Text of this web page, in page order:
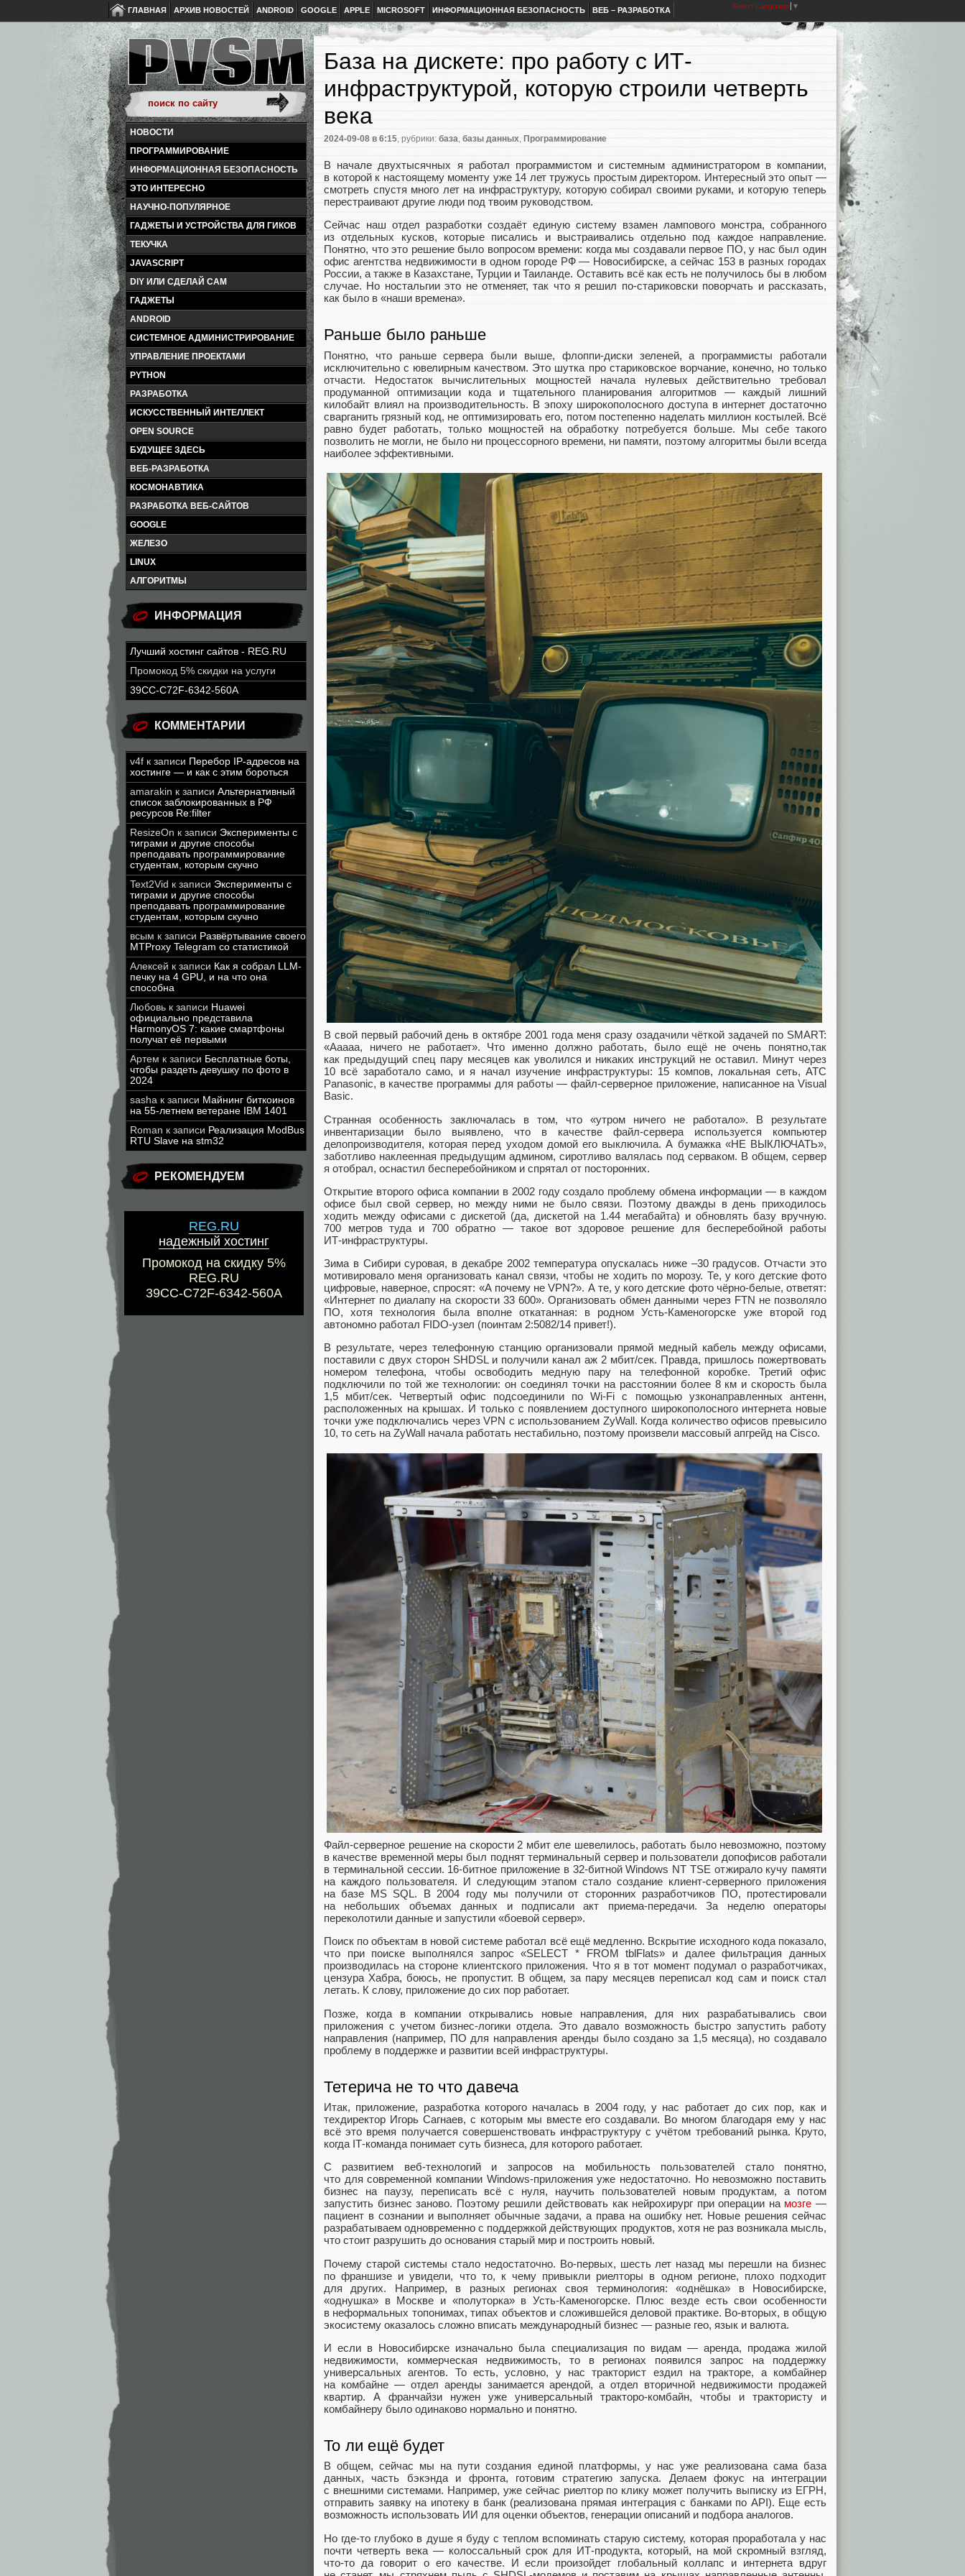
ГЛАВНАЯ АРХИВ НОВОСТЕЙ ANDROID GOOGLE APPLE MICROSOFT ИНФОРМАЦИОННАЯ БЕЗОПАСНОСТЬ ВЕБ – РАЗРАБОТКА Select Language ▼
НОВОСТИ
ПРОГРАММИРОВАНИЕ
ИНФОРМАЦИОННАЯ БЕЗОПАСНОСТЬ
ЭТО ИНТЕРЕСНО
НАУЧНО-ПОПУЛЯРНОЕ
ГАДЖЕТЫ И УСТРОЙСТВА ДЛЯ ГИКОВ
ТЕКУЧКА
JAVASCRIPT
DIY ИЛИ СДЕЛАЙ САМ
ГАДЖЕТЫ
ANDROID
СИСТЕМНОЕ АДМИНИСТРИРОВАНИЕ
УПРАВЛЕНИЕ ПРОЕКТАМИ
PYTHON
РАЗРАБОТКА
ИСКУССТВЕННЫЙ ИНТЕЛЛЕКТ
OPEN SOURCE
БУДУЩЕЕ ЗДЕСЬ
ВЕБ-РАЗРАБОТКА
КОСМОНАВТИКА
РАЗРАБОТКА ВЕБ-САЙТОВ
GOOGLE
ЖЕЛЕЗО
LINUX
АЛГОРИТМЫ
ИНФОРМАЦИЯ
Лучший хостинг сайтов - REG.RU
Промокод 5% скидки на услуги
39CC-C72F-6342-560A
КОММЕНТАРИИ
v4f к записи Перебор IP-адресов на
хостинге — и как с этим бороться
amarakin к записи Альтернативный
список заблокированных в РФ
ресурсов Re:filter
ResizeOn к записи Эксперименты с
тиграми и другие способы
преподавать программирование
студентам, которым скучно
Text2Vid к записи Эксперименты с
тиграми и другие способы
преподавать программирование
студентам, которым скучно
всым к записи Развёртывание своего
MTProxy Telegram со статистикой
Алексей к записи Как я собрал LLM-
печку на 4 GPU, и на что она
способна
Любовь к записи Huawei
официально представила
HarmonyOS 7: какие смартфоны
получат её первыми
Артем к записи Бесплатные боты,
чтобы раздеть девушку по фото в
2024
sasha к записи Майнинг биткоинов
на 55-летнем ветеране IBM 1401
Roman к записи Реализация ModBus
RTU Slave на stm32
РЕКОМЕНДУЕМ
REG.RU
надежный хостинг
Промокод на скидку 5%
REG.RU
39CC-C72F-6342-560A
База на дискете: про работу с ИТ-
инфраструктурой, которую строили четверть
века
2024-09-08 в 6:15, рубрики: база, базы данных, Программирование
В начале двухтысячных я работал программистом и системным администратором в компании,
в которой к настоящему моменту уже 14 лет тружусь простым директором. Интересный это опыт —
смотреть спустя много лет на инфраструктуру, которую собирал своими руками, и которую теперь
перестраивают другие люди под твоим руководством.
Сейчас наш отдел разработки создаёт единую систему взамен лампового монстра, собранного
из отдельных кусков, которые писались и выстраивались отдельно под каждое направление.
Понятно, что это решение было вопросом времени: когда мы создавали первое ПО, у нас был один
офис агентства недвижимости в одном городе РФ — Новосибирске, а сейчас 153 в разных городах
России, а также в Казахстане, Турции и Таиланде. Оставить всё как есть не получилось бы в любом
случае. Но ностальгии это не отменяет, так что я решил по‑стариковски поворчать и рассказать,
как было в «наши времена».
Раньше было раньше
Понятно, что раньше сервера были выше, флоппи‑диски зеленей, а программисты работали
исключительно с ювелирным качеством. Это шутка про стариковское ворчание, конечно, но только
отчасти. Недостаток вычислительных мощностей начала нулевых действительно требовал
продуманной оптимизации кода и тщательного планирования алгоритмов — каждый лишний
килобайт влиял на производительность. В эпоху широкополосного доступа в интернет достаточно
сварганить грязный код, не оптимизировать его, потом постепенно наделать миллион костылей. Всё
равно будет работать, только мощностей на обработку потребуется больше. Мы себе такого
позволить не могли, не было ни процессорного времени, ни памяти, поэтому алгоритмы были всегда
наиболее эффективными.
В свой первый рабочий день в октябре 2001 года меня сразу озадачили чёткой задачей по SMART:
«Ааааа, ничего не работает». Что именно должно работать, было ещё не очень понятно,так
как предыдущий спец пару месяцев как уволился и никаких инструкций не оставил. Минут через
10 всё заработало само, и я начал изучение инфраструктуры: 15 компов, локальная сеть, АТС
Panasonic, в качестве программы для работы — файл‑серверное приложение, написанное на Visual
Basic.
Странная особенность заключалась в том, что «утром ничего не работало». В результате
инвентаризации было выявлено, что в качестве файл‑сервера используется компьютер
делопроизводителя, которая перед уходом домой его выключила. А бумажка «НЕ ВЫКЛЮЧАТЬ»,
заботливо наклеенная предыдущим админом, сиротливо валялась под серваком. В общем, сервер
я отобрал, оснастил бесперебойником и спрятал от посторонних.
Открытие второго офиса компании в 2002 году создало проблему обмена информации — в каждом
офисе был свой сервер, но между ними не было связи. Поэтому дважды в день приходилось
ходить между офисами с дискетой (да, дискетой на 1.44 мегабайта) и обновлять базу вручную.
700 метров туда и 700 обратно — такое вот здоровое решение для бесперебойной работы
ИТ‑инфраструктуры.
Зима в Сибири суровая, в декабре 2002 температура опускалась ниже –30 градусов. Отчасти это
мотивировало меня организовать канал связи, чтобы не ходить по морозу. Те, у кого детские фото
цифровые, наверное, спросят: «А почему не VPN?». А те, у кого детские фото чёрно‑белые, ответят:
«Интернет по диалапу на скорости 33 600». Организовать обмен данными через FTN не позволяло
ПО, хотя технология была вполне откатанная: в родном Усть‑Каменогорске уже второй год
автономно работал FIDO‑узел (поинтам 2:5082/14 привет!).
В результате, через телефонную станцию организовали прямой медный кабель между офисами,
поставили с двух сторон SHDSL и получили канал аж 2 мбит/сек. Правда, пришлось пожертвовать
номером телефона, чтобы освободить медную пару на телефонной коробке. Третий офис
подключили по той же технологии: он соединял точки на расстоянии более 8 км и скорость была
1,5 мбит/сек. Четвертый офис подсоединили по Wi‑Fi с помощью узконаправленных антенн,
расположенных на крышах. И только с появлением доступного широкополосного интернета новые
точки уже подключались через VPN с использованием ZyWall. Когда количество офисов превысило
10, то сеть на ZyWall начала работать нестабильно, поэтому произвели массовый апгрейд на Cisco.
Файл‑серверное решение на скорости 2 мбит еле шевелилось, работать было невозможно, поэтому
в качестве временной меры был поднят терминальный сервер и пользователи допофисов работали
в терминальной сессии. 16-битное приложение в 32-битной Windows NT TSE отжирало кучу памяти
на каждого пользователя. И следующим этапом стало создание клиент‑серверного приложения
на базе MS SQL. В 2004 году мы получили от сторонних разработчиков ПО, протестировали
на небольших объемах данных и подписали акт приема‑передачи. За неделю операторы
переколотили данные и запустили «боевой сервер».
Поиск по объектам в новой системе работал всё ещё медленно. Вскрытие исходного кода показало,
что при поиске выполнялся запрос «SELECT * FROM tblFlats» и далее фильтрация данных
производилась на стороне клиентского приложения. Что я в тот момент подумал о разработчиках,
цензура Хабра, боюсь, не пропустит. В общем, за пару месяцев переписал код сам и поиск стал
летать. К слову, приложение до сих пор работает.
Позже, когда в компании открывались новые направления, для них разрабатывались свои
приложения с учетом бизнес‑логики отдела. Это давало возможность быстро запустить работу
направления (например, ПО для направления аренды было создано за 1,5 месяца), но создавало
проблему в поддержке и развитии всей инфраструктуры.
Тетерича не то что давеча
Итак, приложение, разработка которого началась в 2004 году, у нас работает до сих пор, как и
техдиректор Игорь Сагнаев, с которым мы вместе его создавали. Во многом благодаря ему у нас
всё это время получается совершенствовать инфраструктуру с учётом требований рынка. Круто,
когда IT‑команда понимает суть бизнеса, для которого работает.
С развитием веб‑технологий и запросов на мобильность пользователей стало понятно,
что для современной компании Windows‑приложения уже недостаточно. Но невозможно поставить
бизнес на паузу, переписать всё с нуля, научить пользователей новым продуктам, а потом
запустить бизнес заново. Поэтому решили действовать как нейрохирург при операции на мозге —
пациент в сознании и выполняет обычные задачи, а права на ошибку нет. Новые решения сейчас
разрабатываем одновременно с поддержкой действующих продуктов, хотя не раз возникала мысль,
что стоит разрушить до основания старый мир и построить новый.
Почему старой системы стало недостаточно. Во‑первых, шесть лет назад мы перешли на бизнес
по франшизе и увидели, что то, к чему привыкли риелторы в одном регионе, плохо подходит
для других. Например, в разных регионах своя терминология: «однёшка» в Новосибирске,
«однушка» в Москве и «полуторка» в Усть‑Каменогорске. Плюс везде есть свои особенности
в неформальных топонимах, типах объектов и сложившейся деловой практике. Во‑вторых, в общую
экосистему оказалось сложно вписать международный бизнес — разные гео, язык и валюта.
И если в Новосибирске изначально была специализация по видам — аренда, продажа жилой
недвижимости, коммерческая недвижимость, то в регионах появился запрос на поддержку
универсальных агентов. То есть, условно, у нас тракторист ездил на тракторе, а комбайнер
на комбайне — отдел аренды занимается арендой, а отдел вторичной недвижимости продажей
квартир. А франчайзи нужен уже универсальный тракторо‑комбайн, чтобы и трактористу и
комбайнеру было одинаково нормально и понятно.
То ли ещё будет
В общем, сейчас мы на пути создания единой платформы, у нас уже реализована сама база
данных, часть бэкэнда и фронта, готовим стратегию запуска. Делаем фокус на интеграции
с внешними системами. Например, уже сейчас риелтор по клику может получить выписку из ЕГРН,
отправить заявку на ипотеку в банк (реализована прямая интеграция с банками по API). Еще есть
возможность использовать ИИ для оценки объектов, генерации описаний и подбора аналогов.
Но где‑то глубоко в душе я буду с теплом вспоминать старую систему, которая проработала у нас
почти четверть века — колоссальный срок для ИТ‑продукта, который, на мой скромный взгляд,
что‑то да говорит о его качестве. И если произойдет глобальный коллапс и интернета вдруг